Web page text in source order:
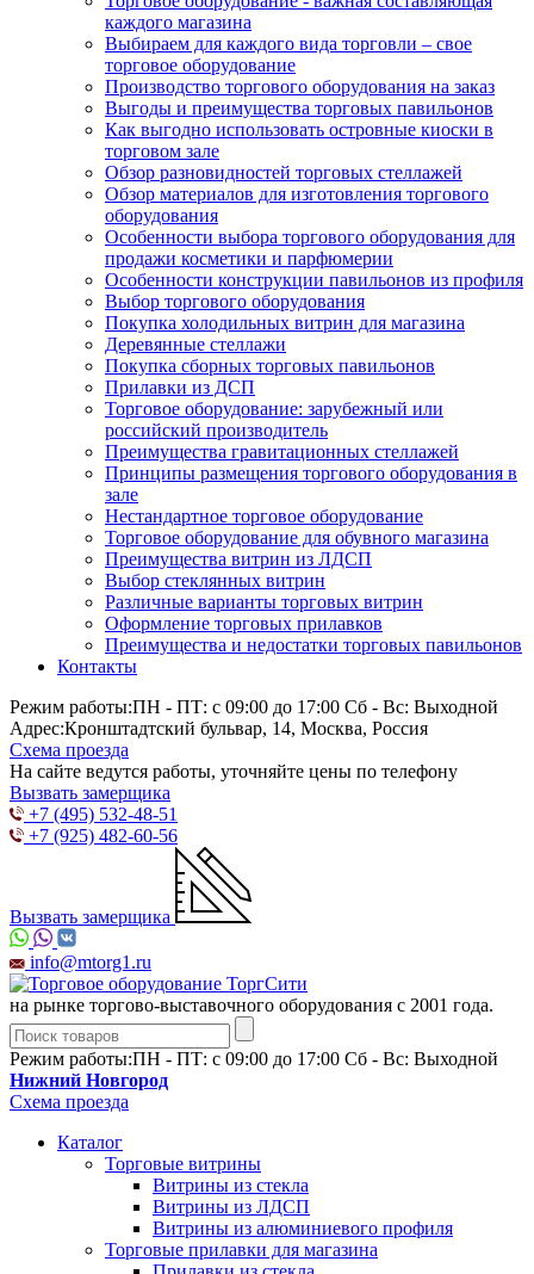
каждого магазина
Выбираем для каждого вида торговли – свое
торговое оборудование
Производство торгового оборудования на заказ
Выгоды и преимущества торговых павильонов
Как выгодно использовать островные киоски в
торговом зале
Обзор разновидностей торговых стеллажей
Обзор материалов для изготовления торгового
оборудования
Особенности выбора торгового оборудования для
продажи косметики и парфюмерии
Особенности конструкции павильонов из профиля
Выбор торгового оборудования
Покупка холодильных витрин для магазина
Деревянные стеллажи
Покупка сборных торговых павильонов
Прилавки из ДСП
Торговое оборудование: зарубежный или
российский производитель
Преимущества гравитационных стеллажей
Принципы размещения торгового оборудования в
зале
Нестандартное торговое оборудование
Торговое оборудование для обувного магазина
Преимущества витрин из ЛДСП
Выбор стеклянных витрин
Различные варианты торговых витрин
Оформление торговых прилавков
Преимущества и недостатки торговых павильонов
Контакты
Режим работы:ПН - ПТ: с 09:00 до 17:00 Сб - Вс: Выходной
Адрес:Кронштадтский бульвар, 14, Москва, Россия
Схема проезда
На сайте ведутся работы, уточняйте цены по телефону
Вызвать замерщика
+7 (495) 532-48-51
+7 (925) 482-60-56
Вызвать замерщика
info@mtorg1.ru
на рынке торгово-выставочного оборудования с 2001 года.
Режим работы:ПН - ПТ: с 09:00 до 17:00 Сб - Вс: Выходной
Нижний Новгород
Схема проезда
Каталог
Торговые витрины
Витрины из cтекла
Витрины из ЛДСП
Витрины из алюминиевого профиля
Торговые прилавки для магазина